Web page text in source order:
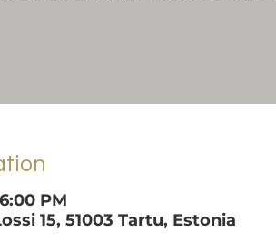
PM
15, 51003 Tartu, Estonia